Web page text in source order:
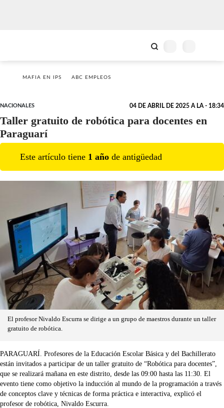
MAFIA EN IPS ABC EMPLEOS
NACIONALES 04 DE ABRIL DE 2025 A LA - 18:34
Taller gratuito de robótica para docentes en
Paraguarí
Este artículo tiene 1 año de antigüedad
El profesor Nivaldo Escurra se dirige a un grupo de maestros durante un taller
gratuito de robótica.
PARAGUARÍ. Profesores de la Educación Escolar Básica y del Bachillerato
están invitados a participar de un taller gratuito de “Robótica para docentes”,
que se realizará mañana en este distrito, desde las 09:00 hasta las 11:30. El
evento tiene como objetivo la inducción al mundo de la programación a través
de conceptos clave y técnicas de forma práctica e interactiva, explicó el
profesor de robótica, Nivaldo Escurra.